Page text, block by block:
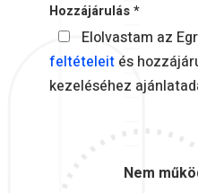
Hozzájárulás *
Elolvastam az
feltételeités
kezeléséhez
Nem